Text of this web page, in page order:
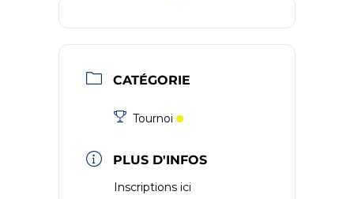
CATÉGORIE
Tournoi
PLUS D'INFOS
Inscriptions ici